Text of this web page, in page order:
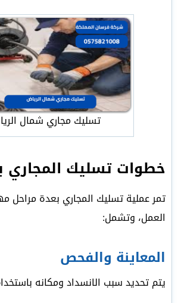
تسليك مجاري شمال
خطوات تسليك المجاري
تمر عملية تسليك المجاري بعدة مراحل
العمل، وتشمل:
المعاينة والفحص
يتم تحديد سبب الانسداد ومكانه